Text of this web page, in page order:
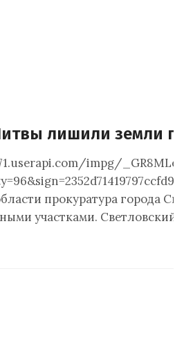
лишили земли
impg/
прокуратура города
участками. Светловский